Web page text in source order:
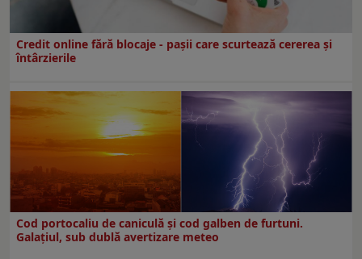
Credit online fără blocaje - pașii care scurtează cererea și
întârzierile
Cod portocaliu de caniculă și cod galben de furtuni.
Galațiul, sub dublă avertizare meteo